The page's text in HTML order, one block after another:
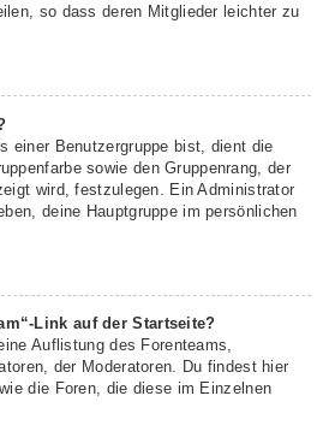
so dass deren Mitglieder leichter zu
einer Benutzergruppe bist, dient die
sowie den Gruppenrang, der
wird, festzulegen. Ein Administrator
deine Hauptgruppe im persönlichen
Link auf der Startseite?
Auflistung des Forenteams,
der Moderatoren. Du findest hier
die Foren, die diese im Einzelnen